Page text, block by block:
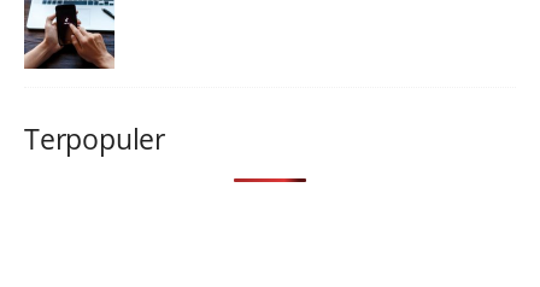
Terpopuler